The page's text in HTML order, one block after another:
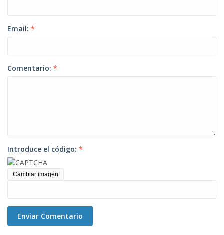
Email: *
Comentario: *
Introduce el código: *
Cambiar imagen
Enviar Comentario